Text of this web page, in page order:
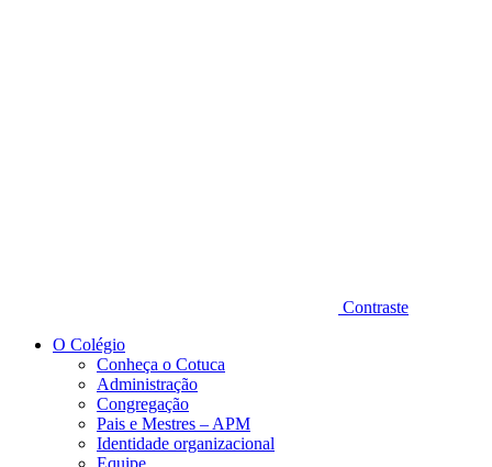
Contraste
O Colégio
Conheça o Cotuca
Administração
Congregação
Pais e Mestres – APM
Identidade organizacional
Equipe